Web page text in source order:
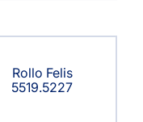
Rollo Felis
5519.5227